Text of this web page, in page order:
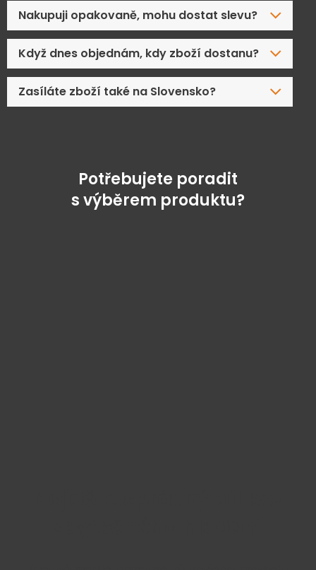
Nakupuji opakovaně, mohu dostat slevu?
Když dnes objednám, kdy zboží dostanu?
Zasíláte zboží také na Slovensko?
Potřebujete poradit
s výběrem produktu?